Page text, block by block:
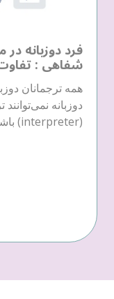
فرد دوزبانه
شفاهی :
همه ترجمانان
دوزبانه
(interpreter) باشند.